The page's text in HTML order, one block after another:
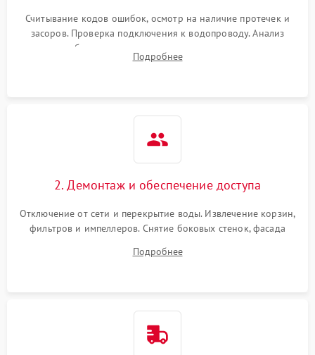
Считывание кодов ошибок, осмотр на наличие протечек и
засоров. Проверка подключения к водопроводу. Анализ
жалоб на отсутствие слива, нагрева, вращения
разбрызгивателей или срабатывание системы защиты
Подробнее
2. Демонтаж и обеспечение доступа
Отключение от сети и перекрытие воды. Извлечение корзин,
фильтров и импеллеров. Снятие боковых стенок, фасада
циркуляционному насосу, ТЭНу и сливной помпе.
Подробнее